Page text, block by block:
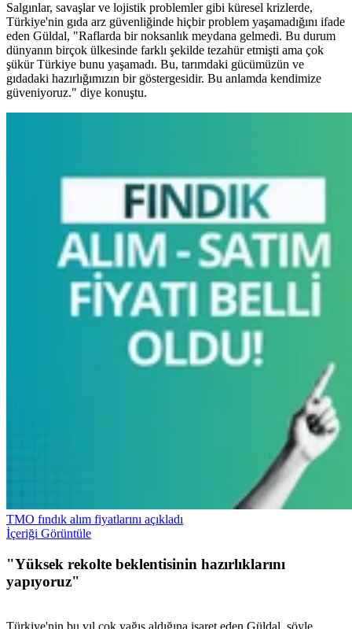
Salgınlar, savaşlar ve lojistik problemler gibi küresel krizlerde,
Türkiye'nin gıda arz güvenliğinde hiçbir problem yaşamadığını ifade
eden Güldal, "Raflarda bir noksanlık meydana gelmedi. Bu durum
dünyanın birçok ülkesinde farklı şekilde tezahür etmişti ama çok
şükür Türkiye bunu yaşamadı. Bu, tarımdaki gücümüzün ve
gıdadaki hazırlığımızın bir göstergesidir. Bu anlamda kendimize
güveniyoruz." diye konuştu.
TMO fındık alım fiyatlarını açıkladı
İçeriği Görüntüle
"Yüksek rekolte beklentisinin hazırlıklarını
yapıyoruz"
Türkiye'nin bu yıl çok yağış aldığına işaret eden Güldal, şöyle